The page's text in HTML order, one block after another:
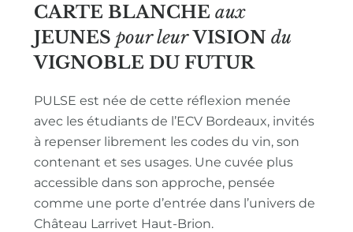
CARTE BLANCHE aux
JEUNES pour leur VISION du
VIGNOBLE DU FUTUR
PULSE est née de cette réflexion menée
avec les étudiants de l’ECV Bordeaux, invités
à repenser librement les codes du vin, son
contenant et ses usages. Une cuvée plus
accessible dans son approche, pensée
comme une porte d’entrée dans l’univers de
Château Larrivet Haut-Brion.